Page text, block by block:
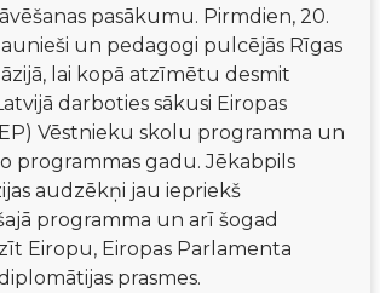
pasākumu. Pirmdien, 20.
un pedagogi pulcējās Rīgas
lai kopā atzīmētu desmit
darboties sākusi Eiropas
Vēstnieku skolu programma un
programmas gadu. Jēkabpils
audzēkņi jau iepriekš
programma un arī šogad
Eiropu, Eiropas Parlamenta
prasmes.